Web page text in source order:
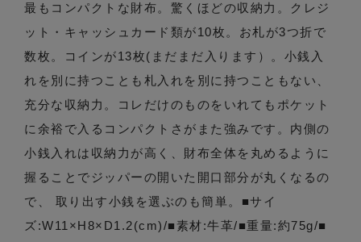
最もコンパクトな財布。驚くほどの収納力。クレジ
ット・キャッシュカード類が10枚。お札が3つ折で
数枚。コインが13枚(まだまだ入ります）。小銭入
れを別に持つことも札入れを別に持つこともない、
充分な収納力。コレだけのものをいれてもポケット
に余裕で入るコンパクトさがまた強みです。内側の
小銭入れは収納力が高く、財布全体を丸めるように
握ることでジッパーの開いた開口部分が丸くなるの
で、 取り出す小銭を選ぶのも簡単。■サイ
ズ:W11×H8×D1.2(cm)/■素材:牛革/■重量:約75g/■